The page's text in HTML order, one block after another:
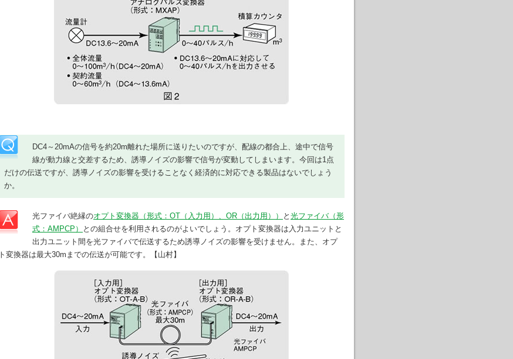
DC4～20mAの信号を約20m離れた場所に送りたいのですが、配線の都合上、途中で信号
線が動力線と交差するため、誘導ノイズの影響で信号が変動してしまいます。今回は1点
だけの伝送ですが、誘導ノイズの影響を受けることなく経済的に対応できる製品はないでしょう
か。
光ファイバ絶縁のオプト変換器（形式：OT（入力用）、OR（出力用）） と 光ファイバ（形
式：AMPCP）
との組合せを利用されるのがよいでしょう。オプト変換器は入力ユニットと
出力ユニット間を光ファイバで伝送するため誘導ノイズの影響を受けません。また、オプ
ト変換器は最大30mまでの伝送が可能です。【山村】